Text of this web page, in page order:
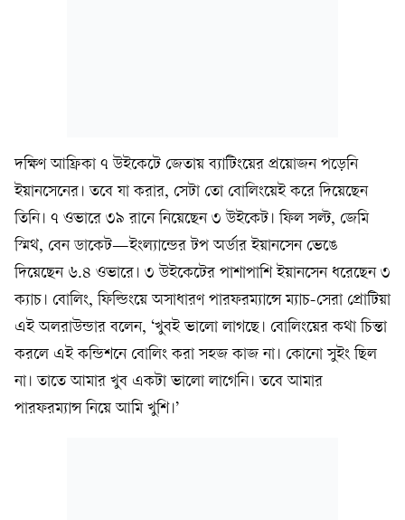
দক্ষিণ আফ্রিকা ৭ উইকেটে জেতায় ব্যাটিংয়ের প্রয়োজন পড়েনি
ইয়ানসেনের। তবে যা করার, সেটা তো বোলিংয়েই করে দিয়েছেন
তিনি। ৭ ওভারে ৩৯ রানে নিয়েছেন ৩ উইকেট। ফিল সল্ট, জেমি
স্মিথ, বেন ডাকেট—ইংল্যান্ডের টপ অর্ডার ইয়ানসেন ভেঙে
দিয়েছেন ৬.৪ ওভারে। ৩ উইকেটের পাশাপাশি ইয়ানসেন ধরেছেন ৩
ক্যাচ। বোলিং, ফিল্ডিংয়ে অসাধারণ পারফরম্যান্সে ম্যাচ-সেরা প্রোটিয়া
এই অলরাউন্ডার বলেন, ‘খুবই ভালো লাগছে। বোলিংয়ের কথা চিন্তা
করলে এই কন্ডিশনে বোলিং করা সহজ কাজ না। কোনো সুইং ছিল
না। তাতে আমার খুব একটা ভালো লাগেনি। তবে আমার
পারফরম্যান্স নিয়ে আমি খুশি।’